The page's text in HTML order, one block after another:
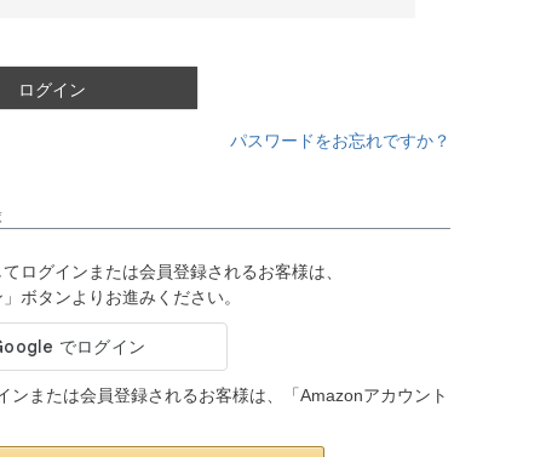
ログイン
パスワードをお忘れですか？
ログインまたは会員登録されるお客様は、
ボタンよりお進みください。
または会員登録されるお客様は、「Amazonアカウント